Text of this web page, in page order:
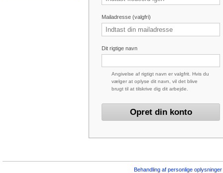
Mailadresse (valgfri)
Dit rigtige navn
Angivelse af rigtigt navn er valgfrit. Hvis du
vælger at oplyse dit navn, vil det blive
brugt til at tilskrive dig dit arbejde.
Behandling af personlige oplysninger